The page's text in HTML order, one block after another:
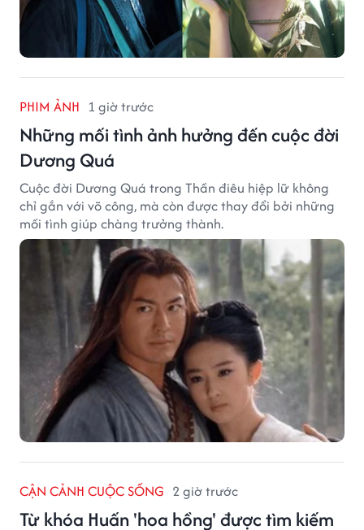
PHIM ẢNH 1 giờ trước
Những mối tình ảnh hưởng đến cuộc đời
Dương Quá
Cuộc đời Dương Quá trong Thần điêu hiệp lữ không
chỉ gắn với võ công, mà còn được thay đổi bởi những
mối tình giúp chàng trưởng thành.
CẬN CẢNH CUỘC SỐNG 2 giờ trước
Từ khóa Huấn 'hoa hồng' được tìm kiếm